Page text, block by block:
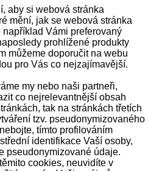
aby si webová stránka
mění, jak se webová stránka
Vámi preferovaný
prohlížené produkty
můžeme doporučit na webu
pro Vás co nejzajímavější.
my nebo naši partneři,
co nejrelevantnější obsah
tak na stránkách třetích
tzv. pseudonymizovaného
tímto profilováním
identifikace Vaší osoby,
pseudonymizované údaje.
cookies, neuvidíte v